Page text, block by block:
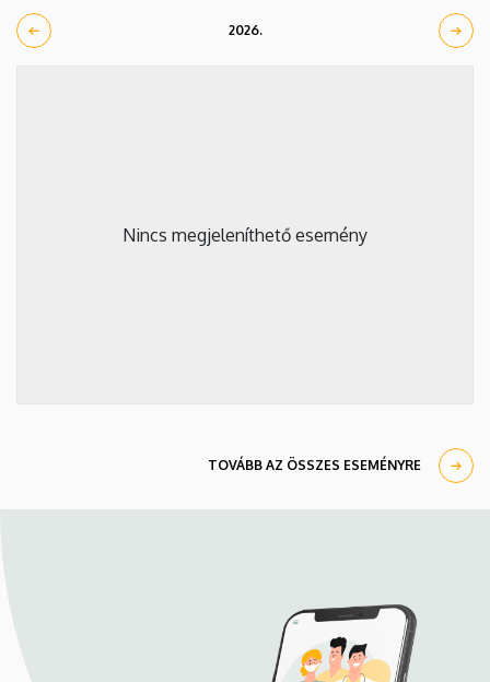
2026.
Nincs megjeleníthető esemény
TOVÁBB AZ ÖSSZES ESEMÉNYRE